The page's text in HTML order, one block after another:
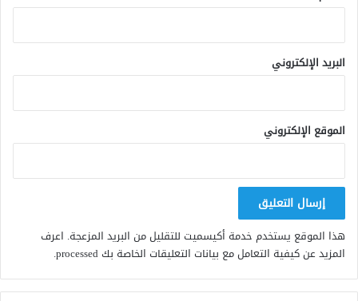
البريد الإلكتروني
الموقع الإلكتروني
هذا الموقع يستخدم خدمة أكيسميت للتقليل من البريد المزعجة. اعرف
المزيد عن كيفية التعامل مع بيانات التعليقات الخاصة بك processed
.